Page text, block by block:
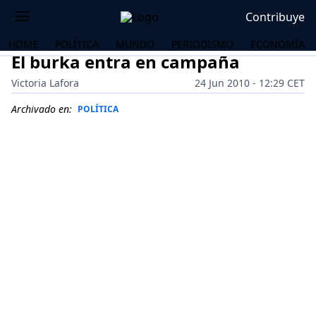
Contribuye
HOME POLÍTICA MUNDO PERIODISMO ECONOMÍA
El burka entra en campaña
Victoria Lafora
24 Jun 2010 - 12:29 CET
Archivado en: POLÍTICA